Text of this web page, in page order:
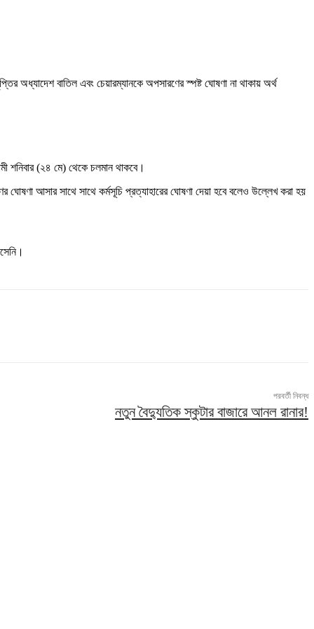
বাতিল এবং চেয়ারম্যানকে অপসারণের স্পষ্ট ঘোষণা না থাকায় অর্থ
শনিবার (২৪ মে) থেকে চলমান থাকবে।
ঘোষণা আসার সাথে সাথে কর্মসূচি প্রত্যাহারের ঘোষণা দেয়া হবে বলেও উল্লেখ করা হয়
পরবর্তী নিবন্ধ
নতুন বৈদ্যুতিক স্কুটার বাজারে আনল রানার!